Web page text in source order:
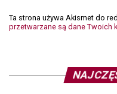
Ta strona używa Akismet do
przetwarzane są dane Twoich